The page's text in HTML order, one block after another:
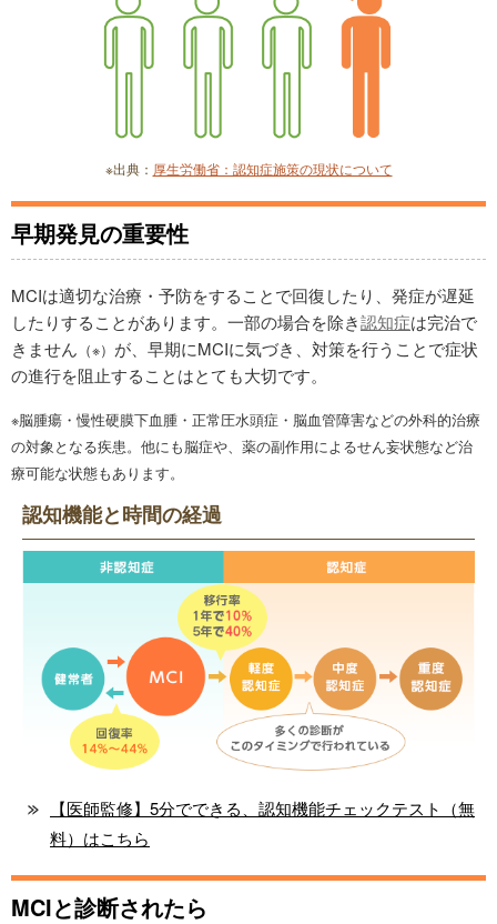
※出典： 厚生労働省：認知症施策の現状について
早期発見の重要性
MCIは適切な治療・予防をすることで回復したり、発症が遅延
したりすることがあります。一部の場合を除き認知症は完治で
きません （※） が、早期にMCIに気づき、対策を行うことで症状
の進行を阻止することはとても大切です。
※脳腫瘍・慢性硬膜下血腫・正常圧水頭症・脳血管障害などの外科的治療
の対象となる疾患。他にも脳症や、薬の副作用によるせん妄状態など治
療可能な状態もあります。
認知機能と時間の経過
【医師監修】5分でできる、認知機能チェックテスト（無
料）はこちら
MCIと診断されたら